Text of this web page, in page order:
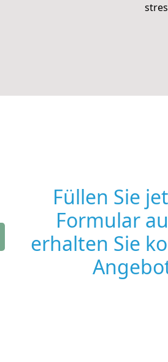
Füllen Sie
Formular
erhalten Sie